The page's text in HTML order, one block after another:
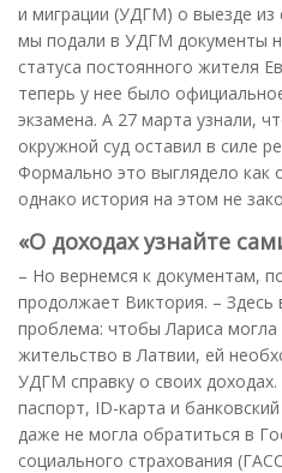
и миграции (УДГМ) о выезде
мы подали в УДГМ документы
статуса постоянного жителя
теперь у нее было
экзамена. А 27 марта узнали,
окружной суд оставил в силе
Формально это выглядело как
однако история на этом не
«О доходах узнайте
– Но вернемся к документам,
продолжает Виктория. – Здесь
проблема: чтобы Лариса
жительство в Латвии, ей
УДГМ справку о своих доходах.
паспорт, ID-карта и
даже не могла обратиться в
социального страхования